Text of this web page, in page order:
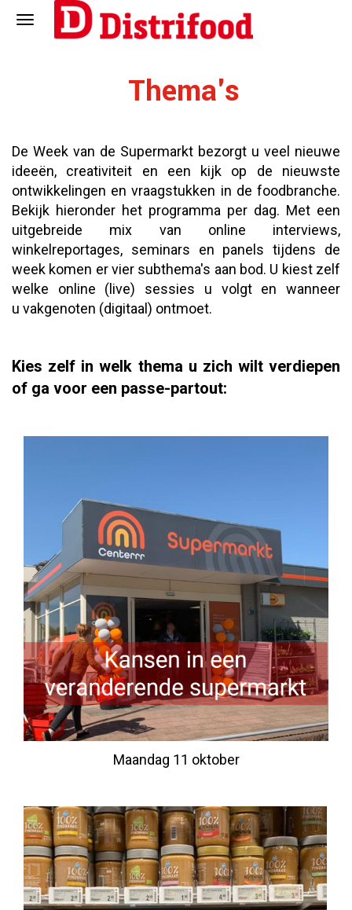
Thema's
De Week van de Supermarkt bezorgt u veel nieuwe
ideeën, creativiteit en een kijk op de nieuwste
ontwikkelingen en vraagstukken in de foodbranche.
Bekijk hieronder het programma per dag. Met een
uitgebreide mix van online interviews,
winkelreportages, seminars en panels tijdens de
week komen er vier subthema's aan bod. U kiest zelf
welke online (live) sessies u volgt en wanneer
u vakgenoten (digitaal) ontmoet.
Kies zelf in welk thema u zich wilt verdiepen
of ga voor een passe-partout:
Maandag 11 oktober